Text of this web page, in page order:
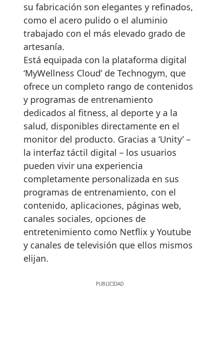
su fabricación son elegantes y refinados,
como el acero pulido o el aluminio
trabajado con el más elevado grado de
artesanía.
Está equipada con la plataforma digital
‘MyWellness Cloud’ de Technogym, que
ofrece un completo rango de contenidos
y programas de entrenamiento
dedicados al fitness, al deporte y a la
salud, disponibles directamente en el
monitor del producto. Gracias a ‘Unity’ –
la interfaz táctil digital – los usuarios
pueden vivir una experiencia
completamente personalizada en sus
programas de entrenamiento, con el
contenido, aplicaciones, páginas web,
canales sociales, opciones de
entretenimiento como Netflix y Youtube
y canales de televisión que ellos mismos
elijan.